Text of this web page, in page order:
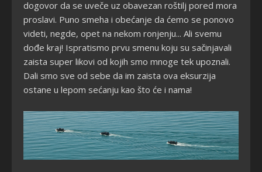
dogovor da se uveče uz obavezan roštilj pored mora
proslavi. Puno smeha i obećanje da ćemo se ponovo
videti, negde, opet na nekom ronjenju... Ali svemu
dođe kraj! Ispratismo prvu smenu koju su sačinjavali
zaista super likovi od kojih smo mnoge tek upoznali.
Dali smo sve od sebe da im zaista ova eksurzija
ostane u lepom sećanju kao što će i nama!